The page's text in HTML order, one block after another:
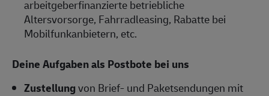
arbeitgeberfinanzierte betriebliche
Altersvorsorge, Fahrradleasing, Rabatte bei
Mobilfunkanbietern, etc.
Deine Aufgaben als Postbote bei uns
Zustellungvon Brief- und Paketsendungen mit